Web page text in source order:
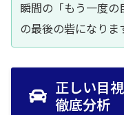
瞬間の「もう一度
の最後の砦になりま
正しい目
徹底分析